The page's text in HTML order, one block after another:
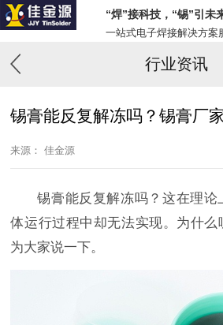
“焊”接科技，“锡”引未
一站式电子焊接解决方案
行业资讯
锡膏能反复解冻吗？锡膏厂
来源： 佳金源
锡膏能反复解冻吗？这在理论
体运行过程中却无法实现。为什
为大家说一下。